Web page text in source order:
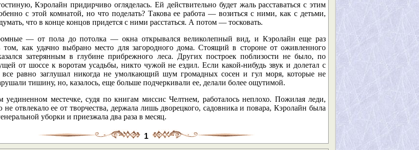
Кэролайн придирчиво огляделась. Ей действительно будет жаль расставаться с этим
с этой комнатой, но что поделать? Такова ее работа — возиться с ними, как с детьми,
что в конце концов придется с ними расстаться. А потом — тосковать.
— от пола до потолка — окна открывался великолепный вид, и Кэролайн еще раз
том, как удачно выбрано место для загородного дома. Стоящий в стороне от оживленного
затерянным в глубине прибрежного леса. Других построек поблизости не было, по
от шоссе к воротам усадьбы, никто чужой не ездил. Если какой-нибудь звук и долетал с
все равно заглушал никогда не умолкающий шум громадных сосен и гул моря, которые не
тишину, но, казалось, еще больше подчеркивали ее, делали более ощутимой.
уединенном местечке, судя по книгам миссис Челтнем, работалось неплохо. Пожилая леди,
не отвлекало ее от творчества, держала лишь дворецкого, садовника и повара, Кэролайн была
уборки и приезжала два раза в месяц.
1